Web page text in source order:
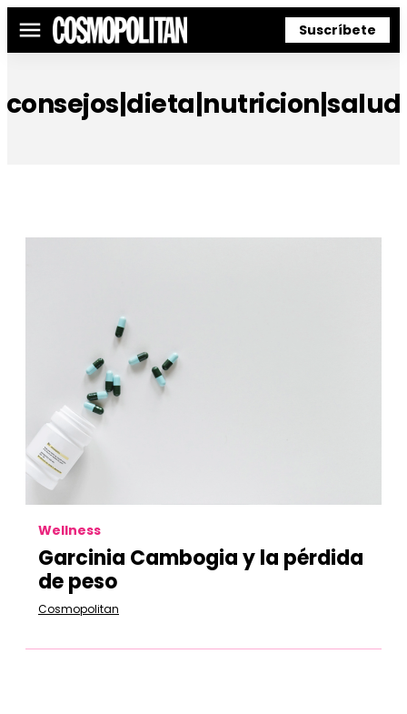
Menú Suscríbete
consejos|dieta|nutricion|salud
Wellness
Garcinia Cambogia y la pérdida
de peso
Cosmopolitan